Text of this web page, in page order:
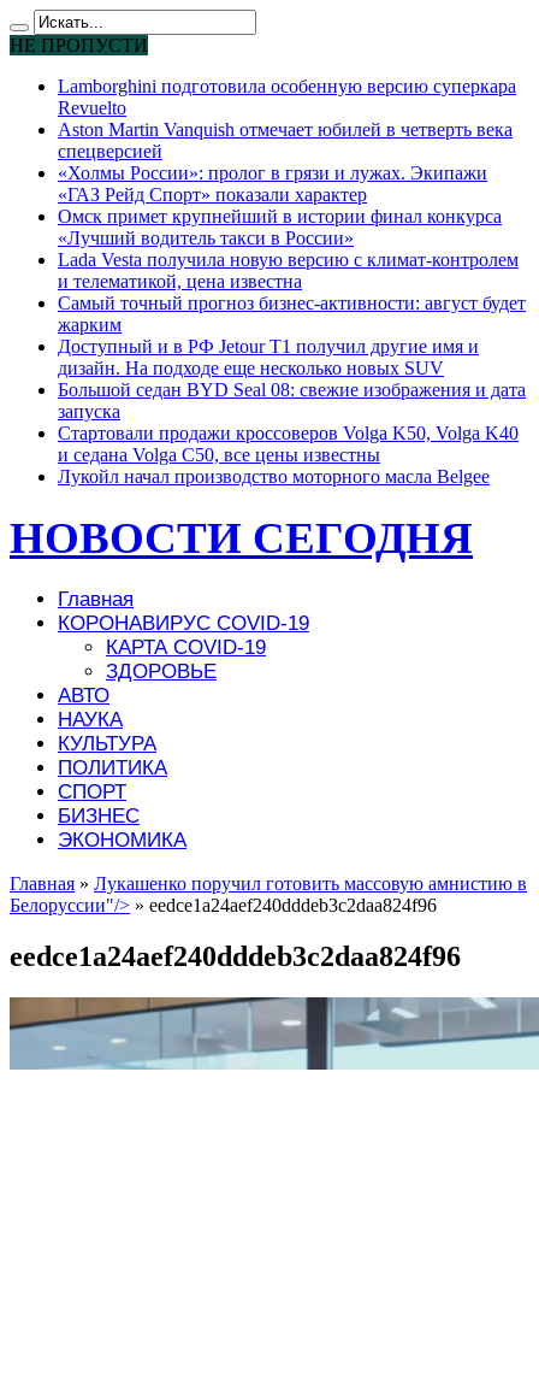
НЕ ПРОПУСТИ
Lamborghini подготовила особенную версию суперкара
Revuelto
Aston Martin Vanquish отмечает юбилей в четверть века
спецверсией
«Холмы России»: пролог в грязи и лужах. Экипажи
«ГАЗ Рейд Спорт» показали характер
Омск примет крупнейший в истории финал конкурса
«Лучший водитель такси в России»
Lada Vesta получила новую версию с климат-контролем
и телематикой, цена известна
Самый точный прогноз бизнес-активности: август будет
жарким
Доступный и в РФ Jetour T1 получил другие имя и
дизайн. На подходе еще несколько новых SUV
Большой седан BYD Seal 08: свежие изображения и дата
запуска
Стартовали продажи кроссоверов Volga K50, Volga K40
и седана Volga C50, все цены известны
Лукойл начал производство моторного масла Belgee
НОВОСТИ СЕГОДНЯ
Главная
КОРОНАВИРУС COVID-19
КАРТА COVID-19
ЗДОРОВЬЕ
АВТО
НАУКА
КУЛЬТУРА
ПОЛИТИКА
СПОРТ
БИЗНЕС
ЭКОНОМИКА
Главная » Лукашенко поручил готовить массовую амнистию в
Белоруссии"/> » eedce1a24aef240dddeb3c2daa824f96
eedce1a24aef240dddeb3c2daa824f96